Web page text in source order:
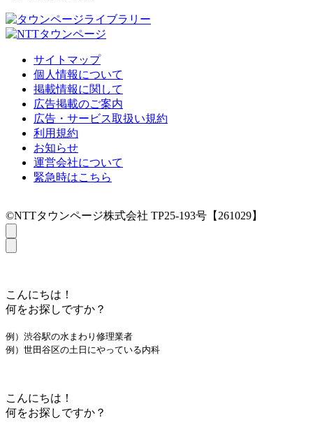
サイトマップ
個人情報について
掲載情報に関して
広告掲載のご案内
広告・サービス取扱い規約
利用規約
お知らせ
運営会社について
緊急時はこちら
©NTTタウンページ株式会社 TP25-193号【261029】
こんにちは！
何をお探しですか？
例）渋谷駅の水まわり修理業者
例）世田谷区の土日にやっている内科
こんにちは！
何をお探しですか？